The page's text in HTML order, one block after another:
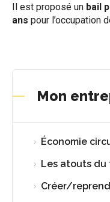
Il est proposé un bail
ans pour l’occupation
Mon
Économie
Les atouts
Créer/